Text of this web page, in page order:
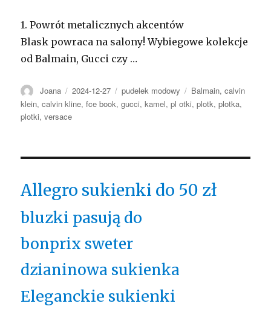
1. Powrót metalicznych akcentów
Blask powraca na salony! Wybiegowe kolekcje
od Balmain, Gucci czy …
Autor
Joana Opublikowano
2024-12-27 Kategorie
pudelek modowy Tagi
Balmain,calvin
klein,calvin kline,fce book,gucci,kamel,pl otki,plotk,plotka,
plotki,versace
Allegro sukienki do 50 zł
bluzki pasują do
bonprix sweter
dzianinowa sukienka
Eleganckie sukienki